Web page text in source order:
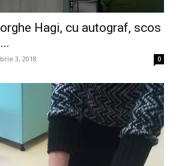
Hagi, cu autograf, scos
3, 2018 0